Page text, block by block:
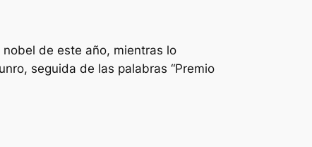
de este año, mientras lo
seguida de las palabras “Premio